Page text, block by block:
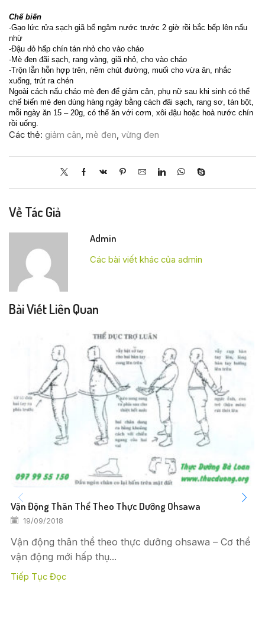
Chế biến
-Gạo lức rửa sạch giã bể ngâm nước trước 2 giờ rồi bắc bếp lên nấu
nhừ
-Đậu đỏ hấp chín tán nhỏ cho vào cháo
-Mè đen đãi sạch, rang vàng, giã nhỏ, cho vào cháo
-Trộn lẫn hỗn hợp trên, nêm chút đường, muối cho vừa ăn, nhắc
xuống, trút ra chén
Ngoài cách nấu cháo mè đen để giảm cân, phụ nữ sau khi sinh có thể
chế biến mè đen dùng hàng ngày bằng cách đãi sạch, rang sơ, tán bột,
mỗi ngày ăn 15 – 20g, có thể ăn với cơm, xôi đậu hoặc hoà nước chín
rồi uống.
Các thẻ: giảm cân, mè đen, vừng đen
Về Tác Giả
Admin
Các bài viết khác của admin
Bài Viết Liên Quan
Vận Động Thân Thể Theo Thực Dưỡng Ohsawa
19/09/2018
Vận động thân thể theo thực dưỡng ohsawa – Cơ thể
vận động mới hấp thụ...
Tiếp Tục Đọc